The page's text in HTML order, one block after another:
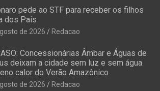
pede ao STF para receber os filhos
dos Pais
de 2026 Redacao
Concessionárias Âmbar e Águas de
deixam a cidade sem luz e sem água
calor do Verão Amazônico
de 2026 Redacao